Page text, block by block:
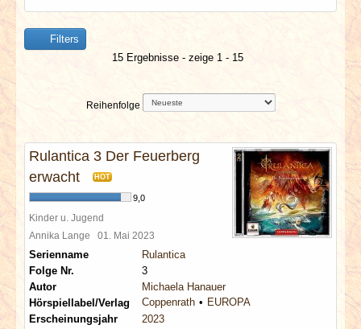
NEWS & DATES
BERICHTE
SPECIALS
REDAKTION
LINKS
ARCHIV
Filters
15 Ergebnisse - zeige 1 - 15
Reihenfolge
Rulantica 3 Der Feuerberg
erwacht
HOT
9,0
Kinder u. Jugend
Annika Lange 01. Mai 2023
Serienname
Rulantica
Folge Nr.
3
Autor
Michaela Hanauer
Hörspiellabel/Verlag
Coppenrath
EUROPA
Erscheinungsjahr
2023